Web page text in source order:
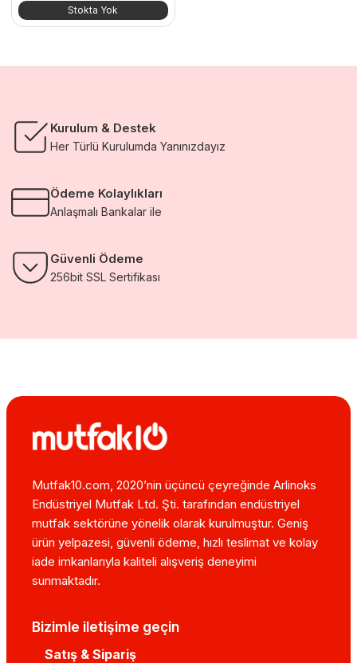
Stokta Yok
Kurulum & Destek
Her Türlü Kurulumda Yanınızdayız
Ödeme Kolaylıkları
Anlaşmalı Bankalar ile
Güvenli Ödeme
256bit SSL Sertifikası
Mutfak10.com, 2020’nin üçüncü çeyreğinde Arlinoks
Endüstriyel Mutfak Ltd. Şti. tarafından endüstriyel
mutfak sektörüne yönelik olarak kurulmuştur. Geniş
ürün yelpazesi, güvenli ödeme, hızlı teslimat ve kolay
iade imkanlarıyla kaliteli alışveriş deneyimi
sunmaktadır.
Bizimle iletişime geçin
Satış & Sipariş